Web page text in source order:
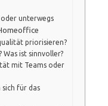
unterwegs
priorisieren?
ist sinnvoller?
mit Teams oder
für das